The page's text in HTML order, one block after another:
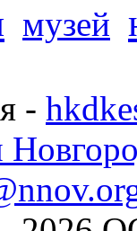
музей
-